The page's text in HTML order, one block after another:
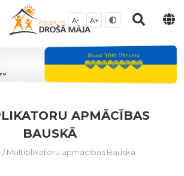
A- A+
APMĀCĪBAS
BAUSKĀ
/Multiplikatoru apmācības Bauskā